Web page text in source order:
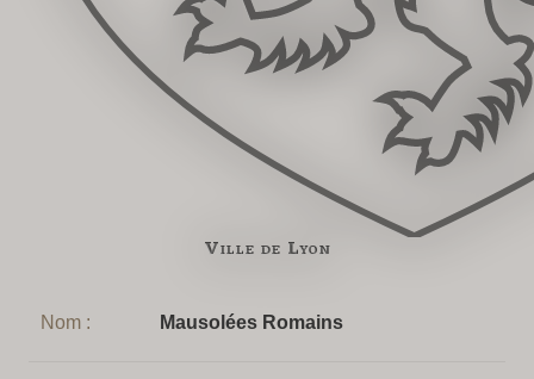
Ville de Lyon
Nom : Mausolées Romains